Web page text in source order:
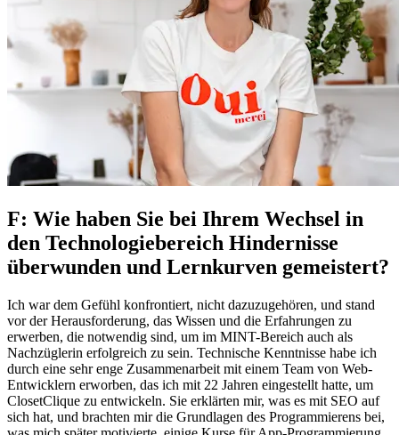
F: Wie haben Sie bei Ihrem Wechsel in
den Technologiebereich Hindernisse
überwunden und Lernkurven gemeistert?
Ich war dem Gefühl konfrontiert, nicht dazuzugehören, und stand
vor der Herausforderung, das Wissen und die Erfahrungen zu
erwerben, die notwendig sind, um im MINT-Bereich auch als
Nachzüglerin erfolgreich zu sein. Technische Kenntnisse habe ich
durch eine sehr enge Zusammenarbeit mit einem Team von Web-
Entwicklern erworben, das ich mit 22 Jahren eingestellt hatte, um
ClosetClique zu entwickeln. Sie erklärten mir, was es mit SEO auf
sich hat, und brachten mir die Grundlagen des Programmierens bei,